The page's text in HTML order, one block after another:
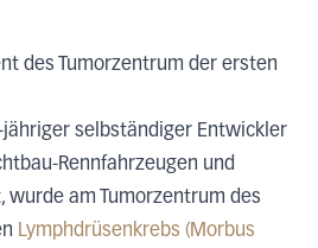
des Tumorzentrum der ersten
jähriger selbständiger Entwickler
Rennfahrzeugen und
wurde am Tumorzentrum des
Lymphdrüsenkrebs (Morbus